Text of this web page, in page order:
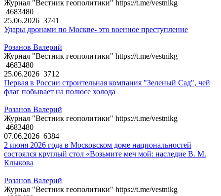
Журнал "Вестник геополитики" https://t.me/vestnikg
4683480
25.06.2026 3741
Удары дронами по Москве- это военное преступление
Розанов Валерий
Журнал "Вестник геополитики" https://t.me/vestnikg
4683480
25.06.2026 3712
Первая в России строительная компания "Зеленый Сад", чей
флаг побывает на полюсе холода
Розанов Валерий
Журнал "Вестник геополитики" https://t.me/vestnikg
4683480
07.06.2026 6384
2 июня 2026 года в Московском доме национальностей
состоялся круглый стол «Возьмите меч мой: наследие В. М.
Клыкова
Розанов Валерий
Журнал "Вестник геополитики" https://t.me/vestnikg